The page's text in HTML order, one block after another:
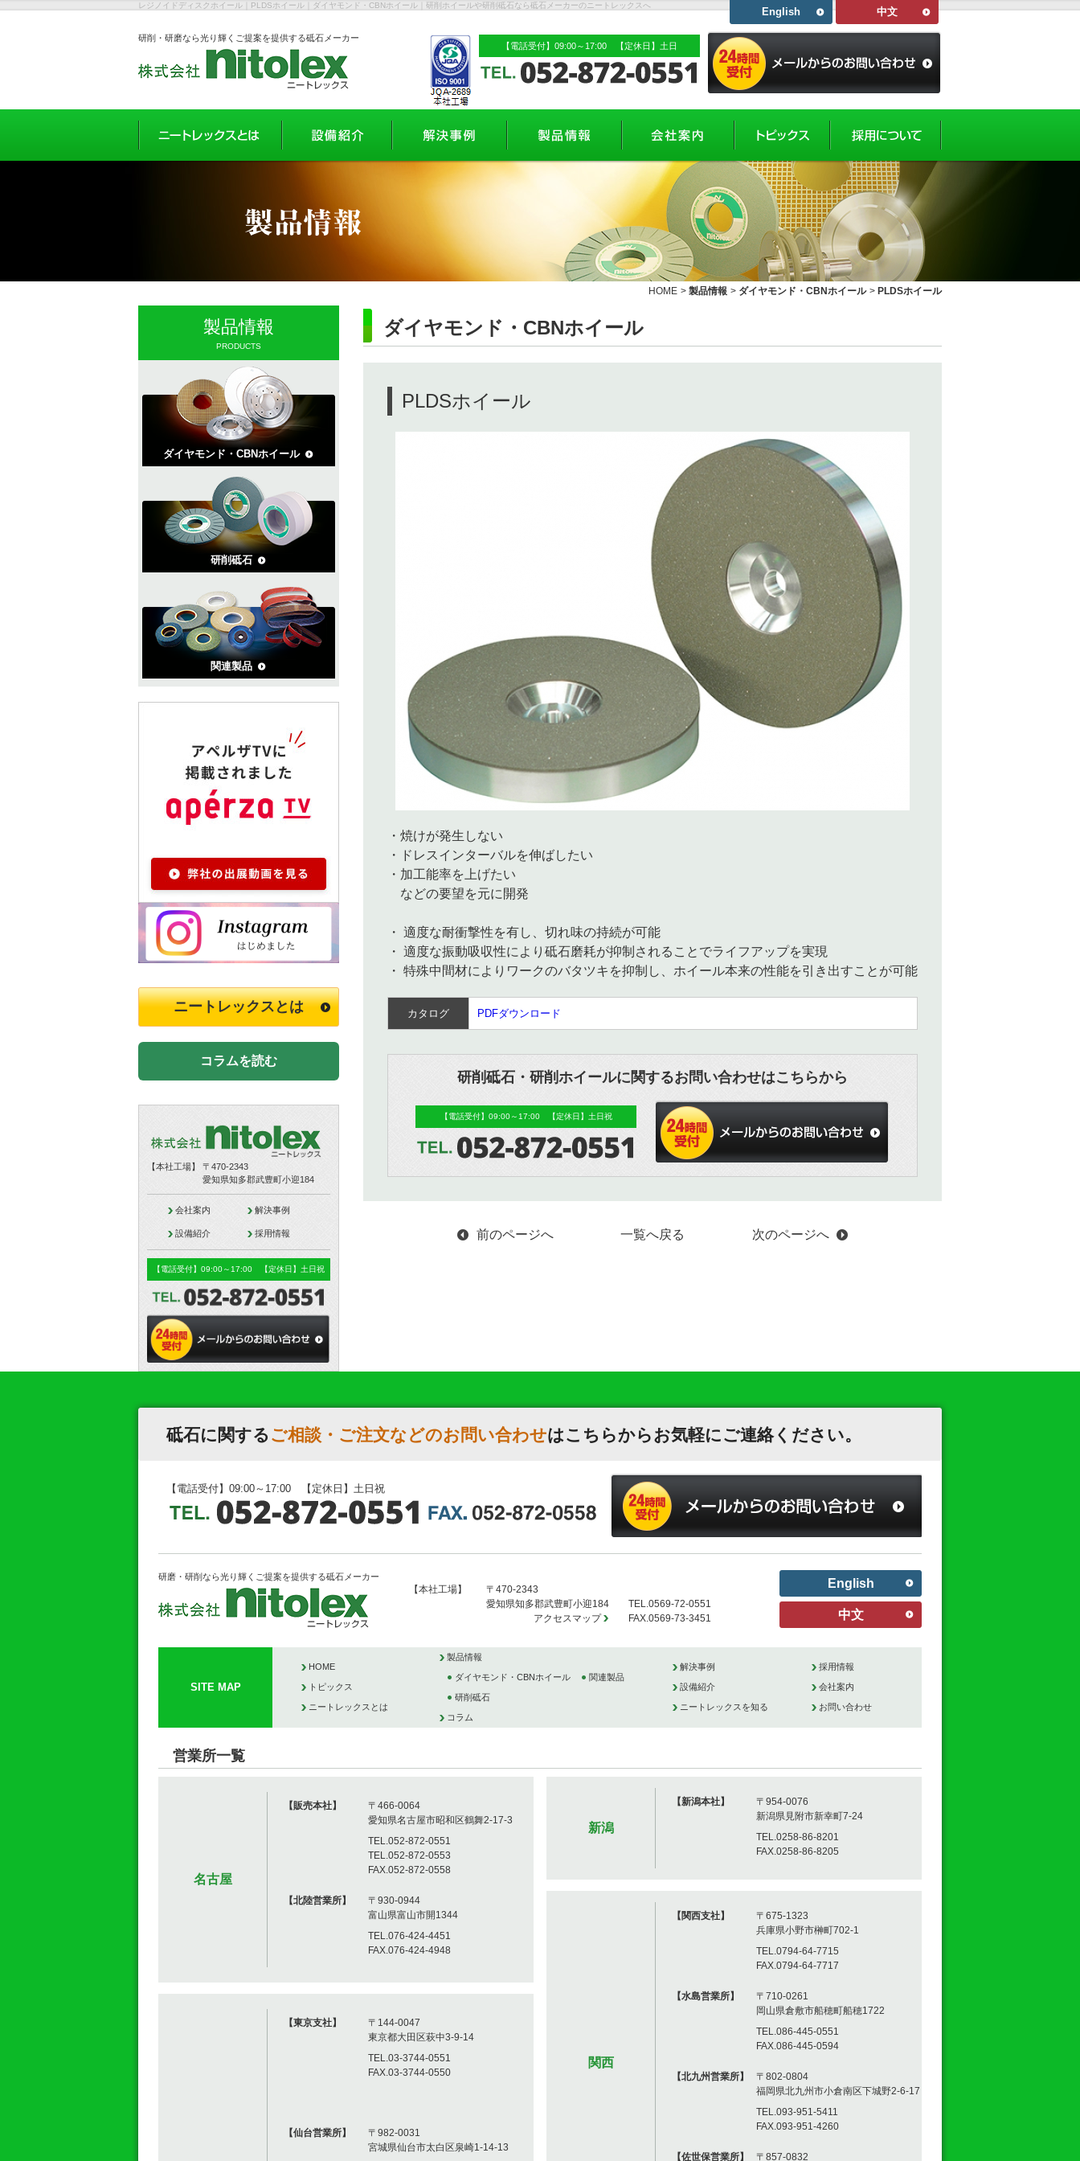
レジノイドディスクホイール｜PLDSホイール｜ダイヤモンド・CBNホイール｜研削ホイールや研削砥石なら砥石メーカーのニートレックスへ
English 中文
研削・研磨なら光り輝くご提案を提供する砥石メーカー
【電話受付】09:00～17:00 【定休日】土日
HOME > 製品情報 > ダイヤモンド・CBNホイール > PLDSホイール
ダイヤモンド・CBNホイール
PLDSホイール
・焼けが発生しない
・ドレスインターバルを伸ばしたい
・加工能率を上げたい
などの要望を元に開発
・ 適度な耐衝撃性を有し、切れ味の持続が可能
・ 適度な振動吸収性により砥石磨耗が抑制されることでライフアップを実現
・ 特殊中間材によりワークのバタツキを抑制し、ホイール本来の性能を引き出すことが可能
カタログ PDFダウンロード
研削砥石・研削ホイールに関するお問い合わせはこちらから
【電話受付】09:00～17:00 【定休日】土日祝
前のページへ 一覧へ戻る 次のページへ
製品情報
PRODUCTS
ダイヤモンド・CBNホイール
研削砥石
関連製品
ニートレックスとは
コラムを読む
【本社工場】
〒470-2343
愛知県知多郡武豊町小迎184
会社案内 解決事例
設備紹介 採用情報
【電話受付】09:00～17:00 【定休日】土日祝
砥石に関する ご相談・ご注文などのお問い合わせはこちらからお気軽にご連絡ください。
【電話受付】09:00～17:00 【定休日】土日祝
研磨・研削なら光り輝くご提案を提供する砥石メーカー
【本社工場】
〒470-2343
愛知県知多郡武豊町小迎184
アクセスマップ
TEL.0569-72-0551
FAX.0569-73-3451
English
中文
SITE MAP
HOME
トピックス
ニートレックスとは
製品情報
ダイヤモンド・CBNホイール 関連製品
研削砥石
コラム
解決事例
設備紹介
ニートレックスを知る
採用情報
会社案内
お問い合わせ
営業所一覧
名古屋
【販売本社】
〒466-0064
愛知県名古屋市昭和区鶴舞2-17-3
TEL.052-872-0551
TEL.052-872-0553
FAX.052-872-0558
【北陸営業所】
〒930-0944
富山県富山市開1344
TEL.076-424-4451
FAX.076-424-4948
【東京支社】
〒144-0047
東京都大田区萩中3-9-14
TEL.03-3744-0551
FAX.03-3744-0550
【仙台営業所】
〒982-0031
宮城県仙台市太白区泉崎1-14-13
新潟
【新潟本社】
〒954-0076
新潟県見附市新幸町7-24
TEL.0258-86-8201
FAX.0258-86-8205
関西
【関西支社】
〒675-1323
兵庫県小野市榊町702-1
TEL.0794-64-7715
FAX.0794-64-7717
【水島営業所】
〒710-0261
岡山県倉敷市船穂町船穂1722
TEL.086-445-0551
FAX.086-445-0594
【北九州営業所】
〒802-0804
福岡県北九州市小倉南区下城野2-6-17
TEL.093-951-5411
FAX.093-951-4260
【佐世保営業所】 〒857-0832